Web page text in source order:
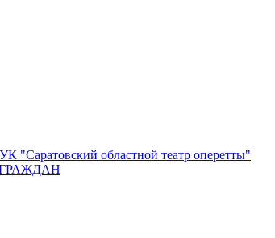
"Саратовский областной театр оперетты"